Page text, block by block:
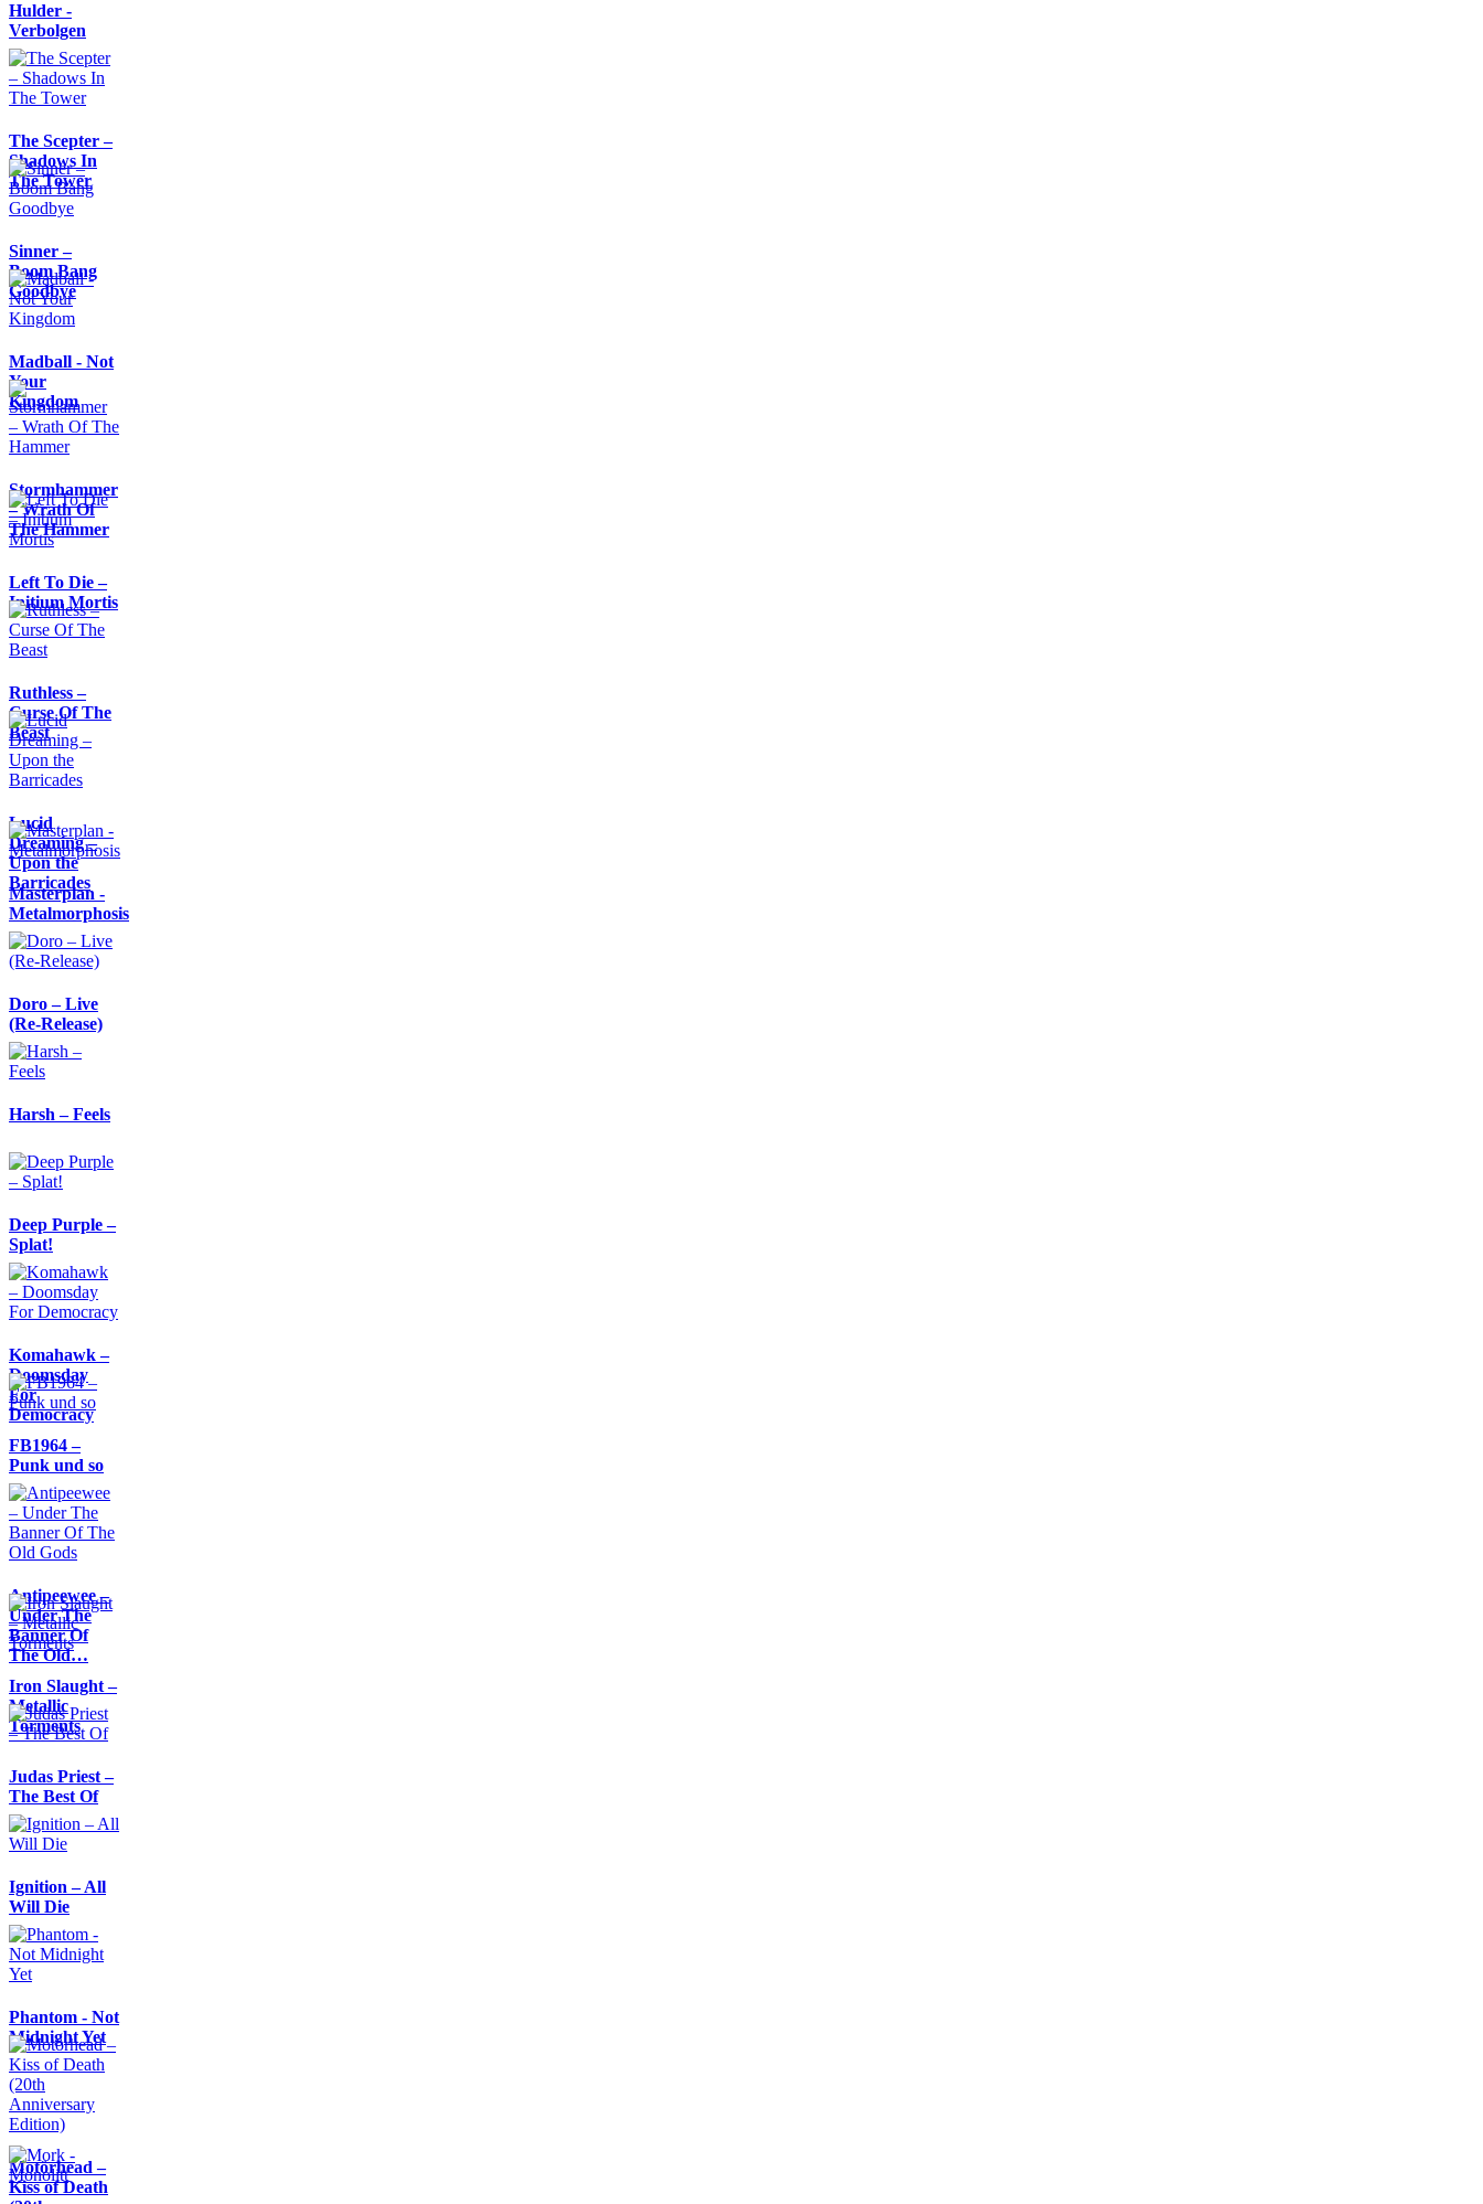
Hulder -
Verbolgen
The Scepter –
Shadows In
The Tower
Sinner –
Boom Bang
Goodbye
Madball - Not
Your
Kingdom
Stormhammer
– Wrath Of
The Hammer
Left To Die –
Initium Mortis
Ruthless –
Curse Of The
Beast
Lucid
Dreaming –
Upon the
Barricades
Masterplan -
Metalmorphosis
Doro – Live
(Re-Release)
Harsh – Feels
Deep Purple –
Splat!
Komahawk –
Doomsday
For
Democracy
FB1964 –
Punk und so
Antipeewee –
Under The
Banner Of
The Old…
Iron Slaught –
Metallic
Torments
Judas Priest –
The Best Of
Ignition – All
Will Die
Phantom - Not
Midnight Yet
Motörhead –
Kiss of Death